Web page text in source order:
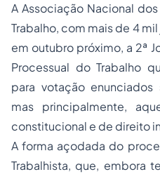
A Associação Nacional
Trabalho, com mais de 4
em outubro próximo, a 2ª
Processual do Trabalho
para votação
mas principalmente,
constitucional e de direito
A forma açodada do
Trabalhista, que, embora